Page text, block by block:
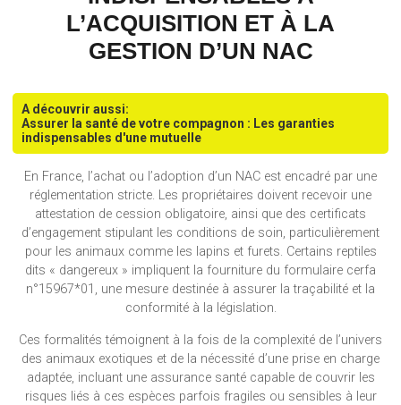
L’ACQUISITION ET À LA
GESTION D’UN NAC
A découvrir aussi:
Assurer la santé de votre compagnon : Les garanties
indispensables d'une mutuelle
En France, l’achat ou l’adoption d’un NAC est encadré par une
réglementation stricte. Les propriétaires doivent recevoir une
attestation de cession obligatoire, ainsi que des certificats
d’engagement stipulant les conditions de soin, particulièrement
pour les animaux comme les lapins et furets. Certains reptiles
dits « dangereux » impliquent la fourniture du formulaire cerfa
n°15967*01, une mesure destinée à assurer la traçabilité et la
conformité à la législation.
Ces formalités témoignent à la fois de la complexité de l’univers
des animaux exotiques et de la nécessité d’une prise en charge
adaptée, incluant une assurance santé capable de couvrir les
risques liés à ces espèces parfois fragiles ou sensibles à leur